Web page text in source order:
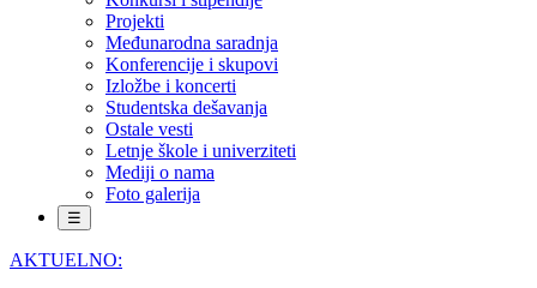
Projekti
Međunarodna saradnja
Konferencije i skupovi
Izložbe i koncerti
Studentska dešavanja
Ostale vesti
Letnje škole i univerziteti
Mediji o nama
Foto galerija
☰
AKTUELNO: